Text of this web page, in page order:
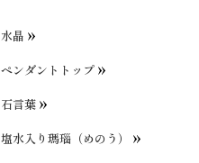
水晶
ペンダントトップ
石言葉
塩水入り瑪瑙（めのう）